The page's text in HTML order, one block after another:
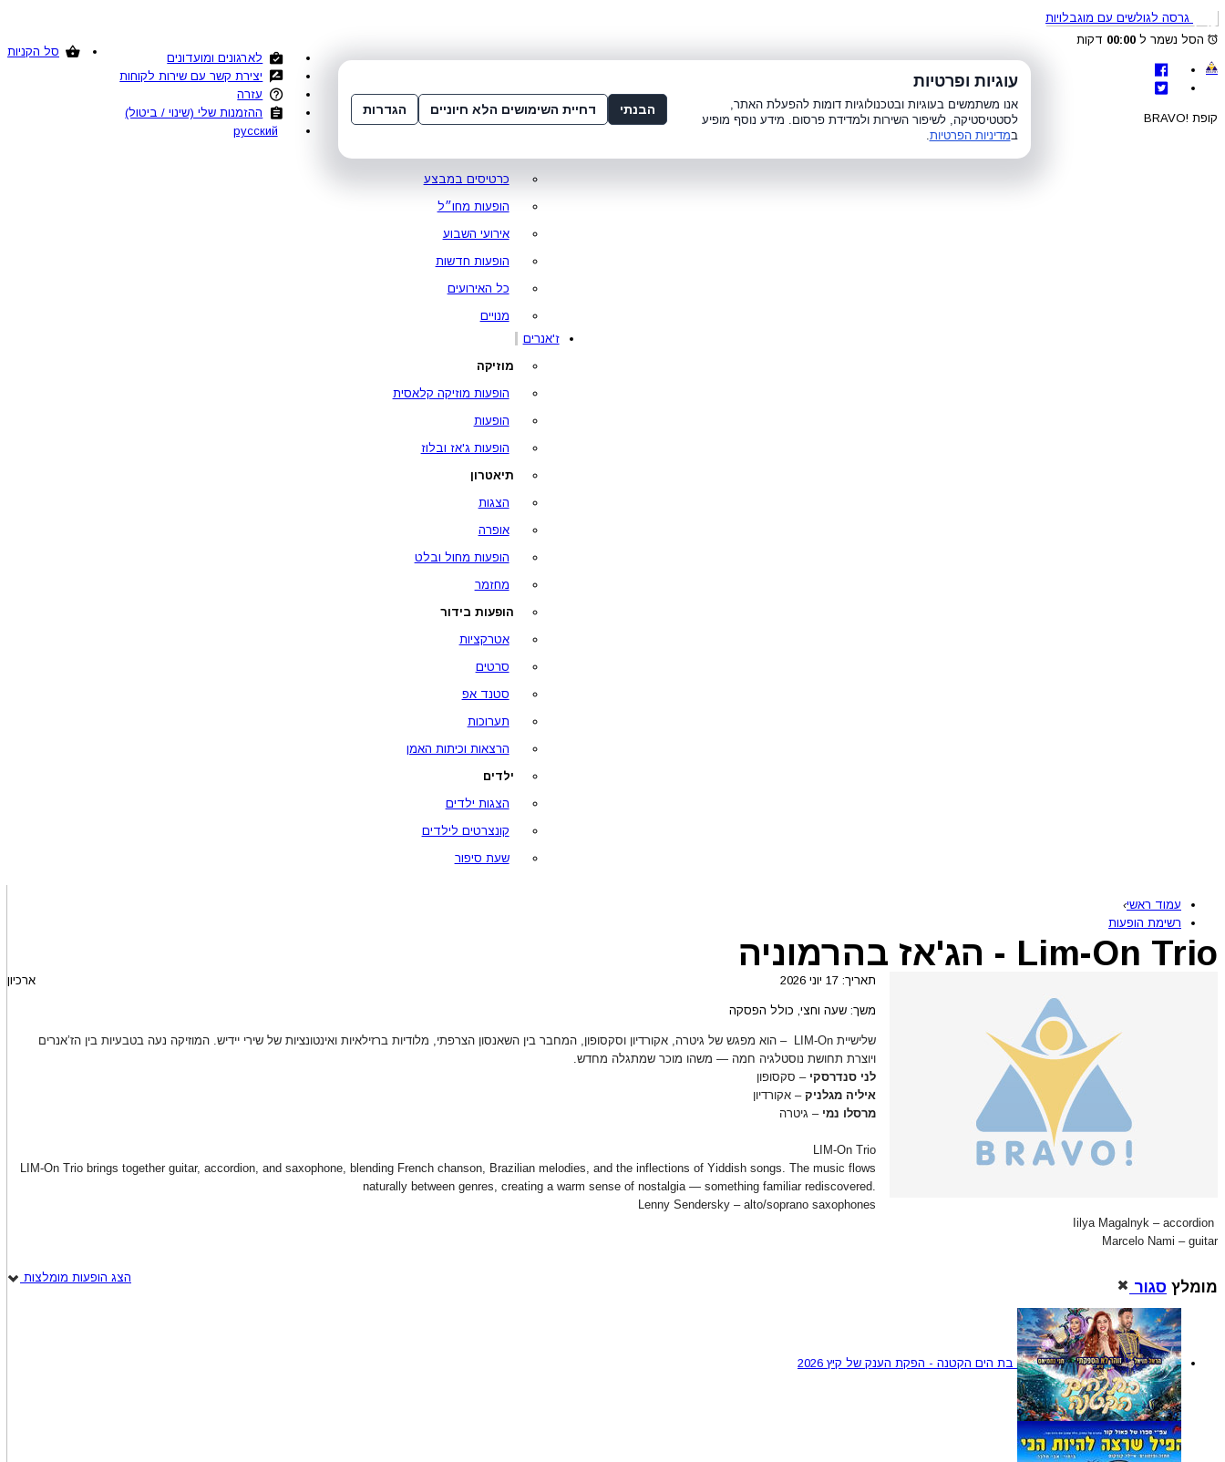
גרסה לגולשים עם מוגבלויות
סל הקניות
הסל נשמר ל 00:00 דקות
קופת !BRAVO
עמוד ראשי
סופר פרייס
כרטיסים במבצע
הופעות מחו״ל
אירועי השבוע
הופעות חדשות
כל האירועים
מנויים
ז'אנרים
מוזיקה
הופעות מוזיקה קלאסית
הופעות
הופעות ג'אז ובלוז
תיאטרון
הצגות
אופרה
הופעות מחול ובלט
מחזמר
הופעות בידור
אטרקציות
סרטים
סטנד אפ
תערוכות
הרצאות וכיתות האמן
ילדים
הצגות ילדים
קונצרטים לילדים
שעת סיפור
לארגונים ומועדונים
יצירת קשר עם שירות לקוחות
עזרה
ההזמנות שלי (שינוי / ביטול)
русский
עמוד ראשי›
רשימת הופעות
Lim-On Trio - הג'אז בהרמוניה
ארכיון תאריך: 17 יוני 2026
משך: שעה וחצי, כולל הפסקה
שלישיית LIM-On – הוא מפגש של גיטרה, אקורדיון וסקסופון, המחבר בין השאנסון הצרפתי, מלודיות ברזילאיות ואינטונציות של שירי יידיש. המוזיקה נעה בטבעיות בין הז’אנרים
ויוצרת תחושת נוסטלגיה חמה — משהו מוכר שמתגלה מחדש.
לני סנדרסקי – סקסופון
איליה מגלניק – אקורדיון
מרסלו נמי– גיטרה
LIM-On Trio
LIM-On Trio brings together guitar, accordion, and saxophone, blending French chanson, Brazilian melodies, and the inflections of Yiddish songs. The music flows
naturally between genres, creating a warm sense of nostalgia — something familiar rediscovered.
Lenny Sendersky – alto/soprano saxophones
Iilya Magalnyk – accordion
Marcelo Nami – guitar
הצג הופעות מומלצות
מומלץ סגור
בת הים הקטנה - הפקת הענק של קיץ 2026
עוגיות ופרטיות
אנו משתמשים בעוגיות ובטכנולוגיות דומות להפעלת האתר,
לסטטיסטיקה, לשיפור השירות ולמדידת פרסום. מידע נוסף מופיע
במדיניות הפרטיות.
הבנתי דחיית השימושים הלא חיוניים הגדרות